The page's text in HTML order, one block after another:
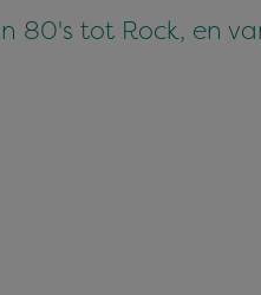
80's tot Rock, en